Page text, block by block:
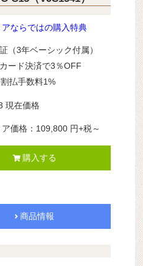
アならではの購入特典
（3年ベーシック付属）
ード決済で3％OFF
払手数料1%
現在価格
価格：109,800 円+税～
購入する
商品情報